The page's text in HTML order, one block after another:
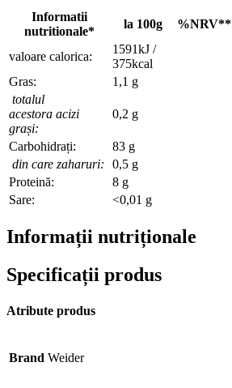
Informatii
nutritionale*
la 100g %NRV**
valoare calorica:
1591kJ /
375kcal
Gras:
1,1 g
totalul
acestora acizi
grași:
0,2 g
Carbohidrați: 83 g
din care zaharuri:
0,5 g
Proteină:
8 g
Sare:
<0,01 g
Informații nutriționale
Specificații produs
Atribute produs
Brand Weider